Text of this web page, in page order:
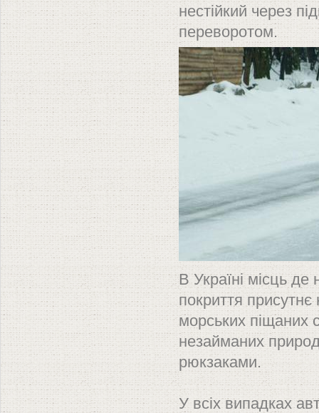
нестійкий через
переворотом.
В Україні місць
покриття присутнє
морських піщаних
незайманих
рюкзаками.
У всіх випадках